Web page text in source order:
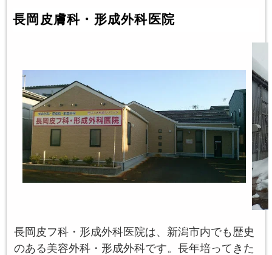
長岡皮膚科・形成外科医院
長岡皮フ科・形成外科医院は、新潟市内でも歴史
のある美容外科・形成外科です。長年培ってきた